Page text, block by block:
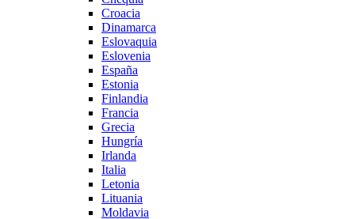
Croacia
Dinamarca
Eslovaquia
Eslovenia
España
Estonia
Finlandia
Francia
Grecia
Hungría
Irlanda
Italia
Letonia
Lituania
Moldavia